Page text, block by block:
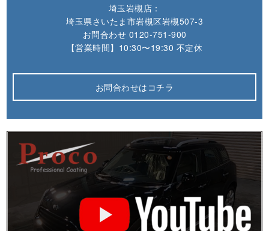
埼玉岩槻店：
埼玉県さいたま市岩槻区岩槻507-3
お問合わせ 0120-751-900
【営業時間】10:30〜19:30 不定休
お問合わせはコチラ